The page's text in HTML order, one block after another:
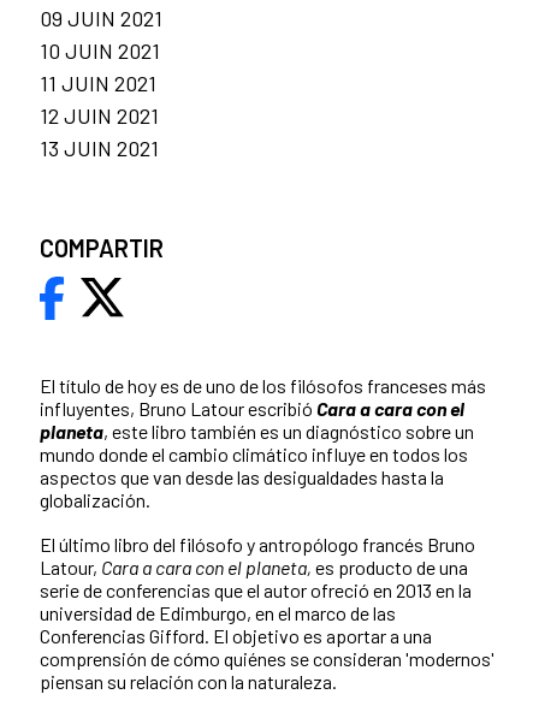
El título de hoy es de uno de los filósofos franceses más
influyentes, Bruno Latour escribió Cara a cara con el
planeta, este libro también es un diagnóstico sobre un
mundo donde el cambio climático influye en todos los
aspectos que van desde las desigualdades hasta la
globalización.
El último libro del filósofo y antropólogo francés Bruno
Latour, Cara a cara con el planeta, es producto de una
serie de conferencias que el autor ofreció en 2013 en la
universidad de Edimburgo, en el marco de las
Conferencias Gifford. El objetivo es aportar a una
comprensión de cómo quiénes se consideran 'modernos'
piensan su relación con la naturaleza.
09 JUIN 2021
10 JUIN 2021
11 JUIN 2021
12 JUIN 2021
13 JUIN 2021
COMPARTIR